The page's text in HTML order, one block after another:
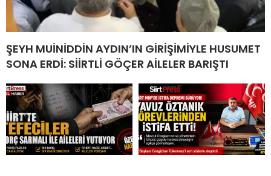
ŞEYH MUİNİDDİN AYDIN’IN GİRİŞİMİYLE HUSUMET
SONA ERDİ: SİİRTLİ GÖÇER AİLELER BARIŞTI